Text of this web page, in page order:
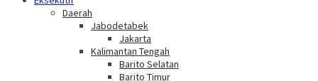
Daerah
Jabodetabek
Jakarta
Kalimantan Tengah
Barito Selatan
Barito Timur